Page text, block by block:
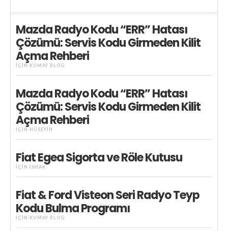
Mazda Radyo Kodu “ERR” Hatası
Çözümü: Servis Kodu Girmeden Kilit
Açma Rehberi
IÇIN KUMAY BLOG
Mazda Radyo Kodu “ERR” Hatası
Çözümü: Servis Kodu Girmeden Kilit
Açma Rehberi
IÇIN HÜSEYIN
Fiat Egea Sigorta ve Röle Kutusu
IÇIN İSHAK
Fiat & Ford Visteon Seri Radyo Teyp
Kodu Bulma Programı
IÇIN KUMAY BLOG